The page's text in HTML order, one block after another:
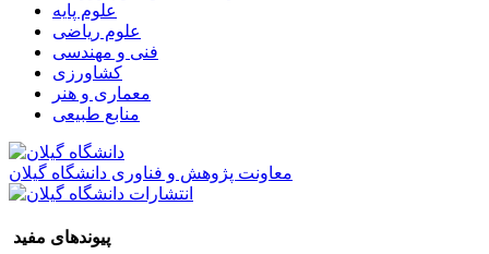
علوم پایه
علوم ریاضی
فنی و مهندسی
کشاورزی
معماری و هنر
منابع طبیعی
معاونت پژوهش و فناوری دانشگاه گیلان
پیوندهای مفید